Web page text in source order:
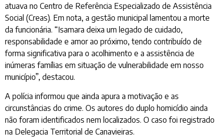
atuava no Centro de Referência Especializado de Assistência
Social (Creas). Em nota, a gestão municipal lamentou a morte
da funcionária. “Isamara deixa um legado de cuidado,
responsabilidade e amor ao próximo, tendo contribuído de
forma significativa para o acolhimento e a assistência de
inúmeras famílias em situação de vulnerabilidade em nosso
município”, destacou.
A polícia informou que ainda apura a motivação e as
circunstâncias do crime. Os autores do duplo homicídio ainda
não foram identificados nem localizados. O caso foi registrado
na Delegacia Territorial de Canavieiras.